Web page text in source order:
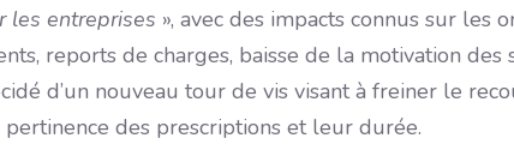
les entreprises », avec des impacts connus sur les
reports de charges, baisse de la motivation des
d’un nouveau tour de vis visant à freiner le
des prescriptions et leur durée.